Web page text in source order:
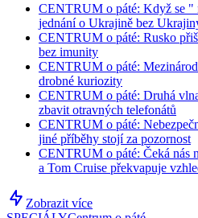
CENTRUM o páté: Když se "
jednání o Ukrajině bez
CENTRUM o páté: Rusko
bez imunity
CENTRUM o páté:
drobné kuriozity
CENTRUM o páté: Druhá
zbavit otravných telefonátů
CENTRUM o páté:
jiné příběhy stojí za pozornost
CENTRUM o páté: Čeká nás
a Tom Cruise překvapuje
Zobrazit více